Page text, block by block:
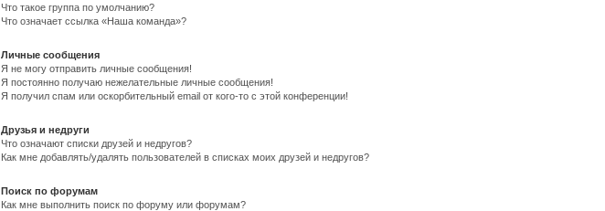
Что такое группа по умолчанию?
Что означает ссылка «Наша команда»?
Личные сообщения
Я не могу отправить личные сообщения!
Я постоянно получаю нежелательные личные сообщения!
Я получил спам или оскорбительный email от кого-то с этой конференции!
Друзья и недруги
Что означают списки друзей и недругов?
Как мне добавлять/удалять пользователей в списках моих друзей и недругов?
Поиск по форумам
Как мне выполнить поиск по форуму или форумам?